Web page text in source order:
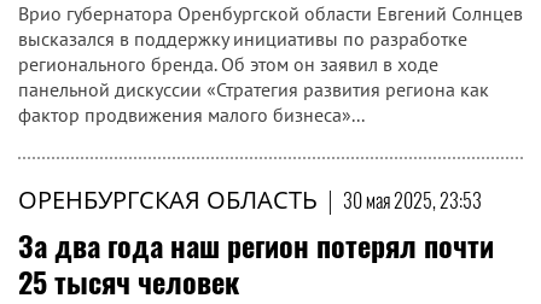
Врио губернатора Оренбургской области Евгений Солнцев
высказался в поддержку инициативы по разработке
регионального бренда. Об этом он заявил в ходе
панельной дискуссии «Стратегия развития региона как
фактор продвижения малого бизнеса»...
ОРЕНБУРГСКАЯ ОБЛАСТЬ | 30 мая 2025, 23:53
За два года наш регион потерял почти
25 тысяч человек